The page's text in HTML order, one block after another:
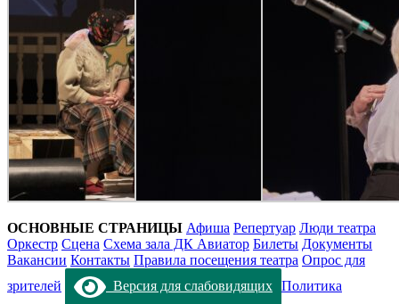
ОСНОВНЫЕ СТРАНИЦЫ Афиша Репертуар Люди театра
Оркестр Сцена Схема зала ДК Авиатор Билеты Документы
Вакансии Контакты Правила посещения театра Опрос для
зрителей
Версия для слабовидящих Политика